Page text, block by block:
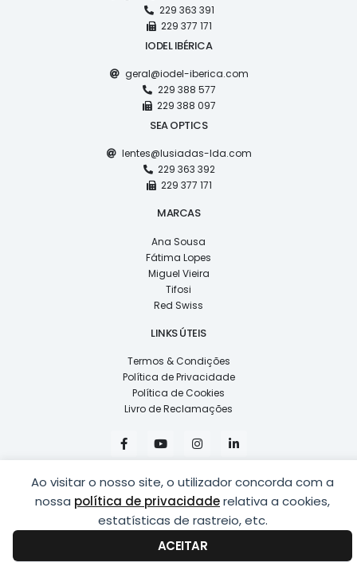
Ao visitar o nosso site, o utilizador concorda com a
nossa política de privacidaderelativa a cookies,
estatísticas de rastreio, etc.
ACEITAR
229 363 391
229 377 171
IODEL IBÉRICA
geral@iodel-iberica.com
229 388 577
229 388 097
SEA OPTICS
lentes@lusiadas-lda.com
229 363 392
229 377 171
MARCAS
Ana Sousa
Fátima Lopes
Miguel Vieira
Tifosi
Red Swiss
LINKS ÚTEIS
Termos & Condições
Política de Privacidade
Política de Cookies
Livro de Reclamações
F
a
c
b
o
o
k
-
Y
o
u
u
b
e
I
n
s
a
g
r
a
m
i
n
e
d
i
n
-
COPYRIGHT © 2026LUSÍADAS, DISTRIBUIÇÃO DE ÓPTICAS, LDA.
DESENVOLVIDO POR